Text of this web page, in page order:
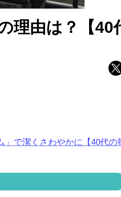
理由は？【40
」で潔くさわやかに【40代の